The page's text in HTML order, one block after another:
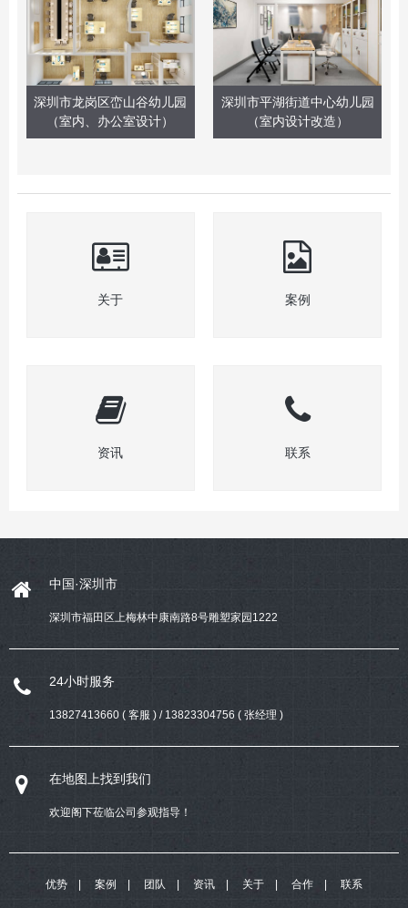
深圳市龙岗区峦山谷幼儿园
（室内、办公室设计）
深圳市平湖街道中心幼儿园
（室内设计改造）
关于 案例
资讯 联系
中国·深圳市
深圳市福田区上梅林中康南路8号雕塑家园1222
24小时服务
13827413660 ( 客服 ) / 13823304756 ( 张经理 )
在地图上找到我们
欢迎阁下莅临公司参观指导！
优势 案例 团队 资讯 关于 合作 联系